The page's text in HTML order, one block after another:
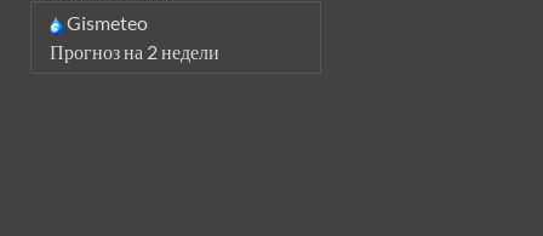
Gismeteo
Прогноз на 2 недели